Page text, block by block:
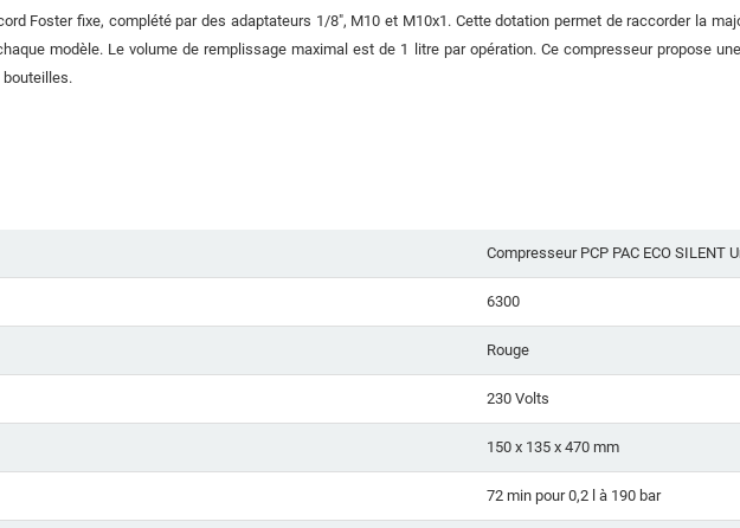
Foster fixe, complété par des adaptateurs 1/8", M10 et M10x1. Cette dotation permet de raccorder la
modèle. Le volume de remplissage maximal est de 1 litre par opération. Ce compresseur propose
bouteilles.
Compresseur PCP PAC ECO SILENT
6300
Rouge
230 Volts
150 x 135 x 470 mm
72 min pour 0,2 l à 190 bar